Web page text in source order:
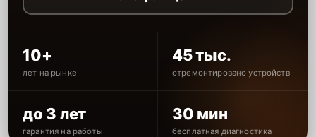
10+
лет на рынке
45 тыс.
отремонтировано устройств
до 3 лет
гарантия на работы
30 мин
бесплатная диагностика